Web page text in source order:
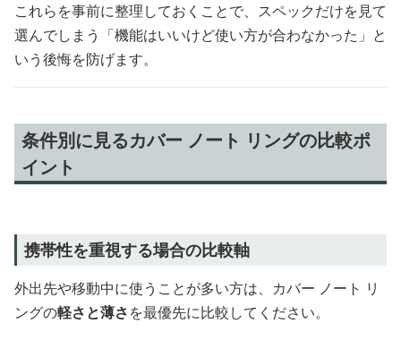
これらを事前に整理しておくことで、スペックだけを見て
選んでしまう「機能はいいけど使い方が合わなかった」と
いう後悔を防げます。
条件別に見るカバー ノート リングの比較ポ
イント
携帯性を重視する場合の比較軸
外出先や移動中に使うことが多い方は、カバー ノート リ
ングの軽さと薄さを最優先に比較してください。